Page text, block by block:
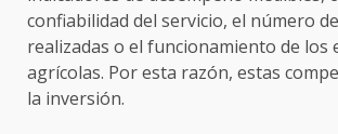
confiabilidad del servicio, el número
realizadas o el funcionamiento de los
agrícolas. Por esta razón, estas
la inversión.